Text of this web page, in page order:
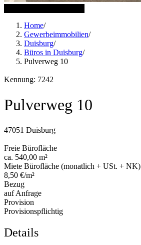
Home/
Gewerbeimmobilien/
Duisburg/
Büros in Duisburg/
Pulverweg 10
Kennung: 7242
Pulverweg 10
47051 Duisburg
Freie Bürofläche
ca. 540,00 m²
Miete Bürofläche (monatlich + USt. + NK)
8,50 €/m²
Bezug
auf Anfrage
Provision
Provisionspflichtig
Details